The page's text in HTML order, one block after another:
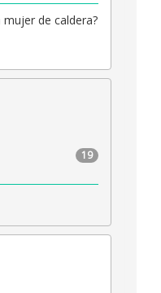
de caldera?
19